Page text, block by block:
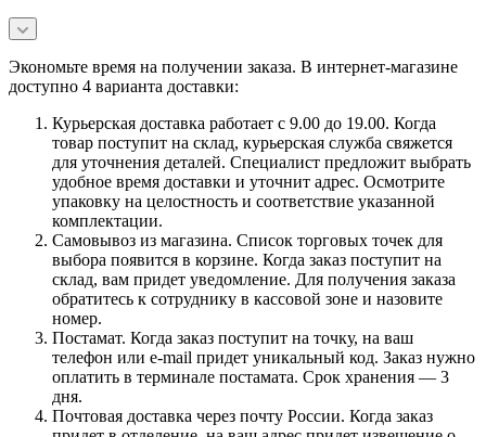
Экономьте время на получении заказа. В интернет-магазине
доступно 4 варианта доставки:
Курьерская доставка работает с 9.00 до 19.00. Когда
товар поступит на склад, курьерская служба свяжется
для уточнения деталей. Специалист предложит выбрать
удобное время доставки и уточнит адрес. Осмотрите
упаковку на целостность и соответствие указанной
комплектации.
Самовывоз из магазина. Список торговых точек для
выбора появится в корзине. Когда заказ поступит на
склад, вам придет уведомление. Для получения заказа
обратитесь к сотруднику в кассовой зоне и назовите
номер.
Постамат. Когда заказ поступит на точку, на ваш
телефон или e-mail придет уникальный код. Заказ нужно
оплатить в терминале постамата. Срок хранения — 3
дня.
Почтовая доставка через почту России. Когда заказ